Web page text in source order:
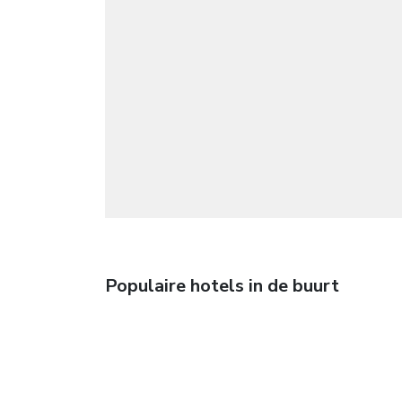
Populaire hotels in de buurt